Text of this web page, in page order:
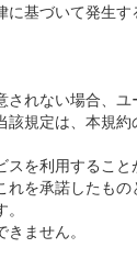
基づいて発生
れない場合、ユ
規定は、本規
を利用すること
を承諾したも
ません。